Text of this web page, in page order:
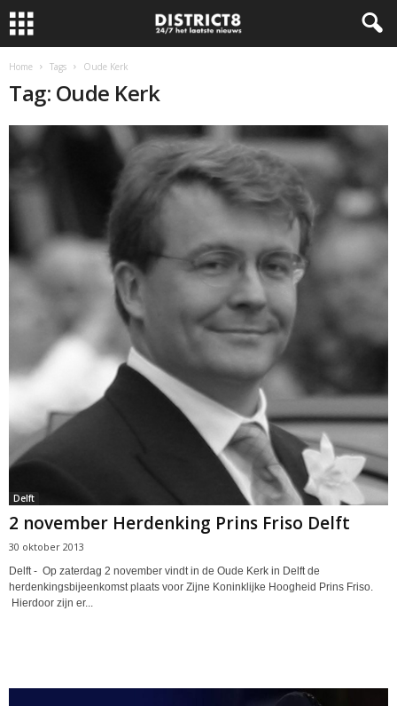
Home Tags Oude Kerk
Tag: Oude Kerk
Delft
2 november Herdenking Prins Friso Delft
30 oktober 2013
Delft - Op zaterdag 2 november vindt in de Oude Kerk in Delft de
herdenkingsbijeenkomst plaats voor Zijne Koninklijke Hoogheid Prins Friso.
Hierdoor zijn er...